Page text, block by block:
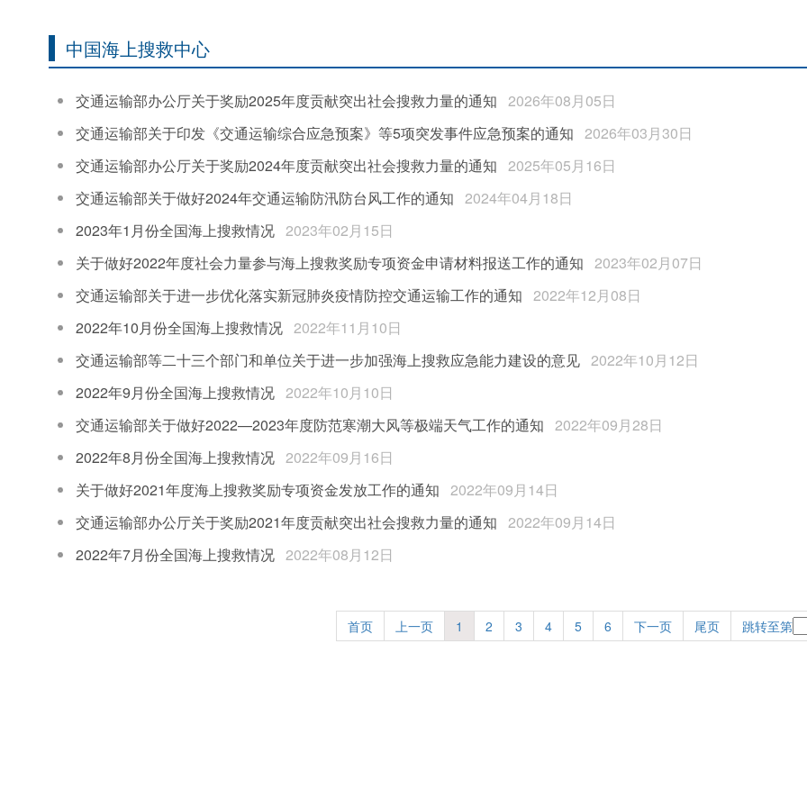
中国海上搜救中心
交通运输部办公厅关于奖励2025年度贡献突出社会搜救力量的通知 2026年08月05日
交通运输部关于印发《交通运输综合应急预案》等5项突发事件应急预案的通知 2026年03月30日
交通运输部办公厅关于奖励2024年度贡献突出社会搜救力量的通知 2025年05月16日
交通运输部关于做好2024年交通运输防汛防台风工作的通知 2024年04月18日
2023年1月份全国海上搜救情况 2023年02月15日
关于做好2022年度社会力量参与海上搜救奖励专项资金申请材料报送工作的通知 2023年02月07日
交通运输部关于进一步优化落实新冠肺炎疫情防控交通运输工作的通知 2022年12月08日
2022年10月份全国海上搜救情况 2022年11月10日
交通运输部等二十三个部门和单位关于进一步加强海上搜救应急能力建设的意见 2022年10月12日
2022年9月份全国海上搜救情况 2022年10月10日
交通运输部关于做好2022—2023年度防范寒潮大风等极端天气工作的通知 2022年09月28日
2022年8月份全国海上搜救情况 2022年09月16日
关于做好2021年度海上搜救奖励专项资金发放工作的通知 2022年09月14日
交通运输部办公厅关于奖励2021年度贡献突出社会搜救力量的通知 2022年09月14日
2022年7月份全国海上搜救情况 2022年08月12日
首页 上一页 1 2 3 4 5 6 下一页 尾页 跳转至第